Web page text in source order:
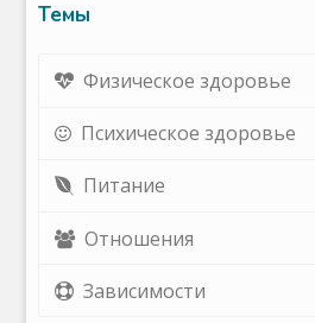
Темы
Физическое здоровье
Психическое здоровье
Питание
Отношения
Зависимости